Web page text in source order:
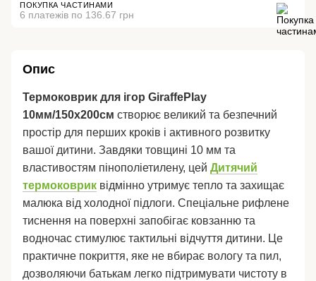
ПОКУПКА ЧАСТИНАМИ
6 платежів по 136.67 грн
Опис
Термоковрик для ігор GiraffePlay
10мм/150х200см створює великий та безпечний
простір для перших кроків і активного розвитку
вашої дитини. Завдяки товщині 10 мм та
властивостям пінополіетилену, цей Дитячий
термоковрик відмінно утримує тепло та захищає
малюка від холодної підлоги. Спеціальне рифлене
тиснення на поверхні запобігає ковзанню та
водночас стимулює тактильні відчуття дитини. Це
практичне покриття, яке не вбирає вологу та пил,
дозволяючи батькам легко підтримувати чистоту в